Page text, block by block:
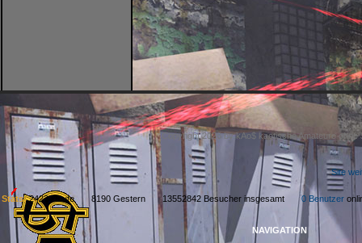
Copyright 2026 by kAo$ kaotische Amateure
Site
Stats:2423 Heute 8190 Gestern 13552842 Besucher insgesamt0 Benutzer
NAVIGATION